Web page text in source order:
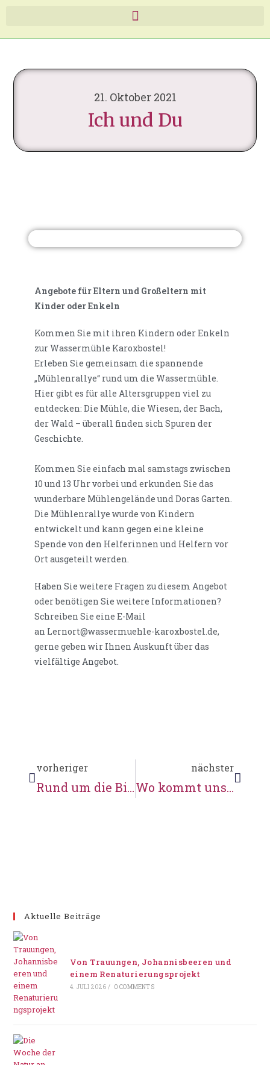
21. Oktober 2021
Ich und Du
Angebote für Eltern und Großeltern mit
Kinder oder Enkeln
Kommen Sie mit ihren Kindern oder Enkeln
zur Wassermühle Karoxbostel!
Erleben Sie gemeinsam die spannende
„Mühlenrallye“ rund um die Wassermühle.
Hier gibt es für alle Altersgruppen viel zu
entdecken: Die Mühle, die Wiesen, der Bach,
der Wald – überall finden sich Spuren der
Geschichte.
Kommen Sie einfach mal samstags zwischen
10 und 13 Uhr vorbei und erkunden Sie das
wunderbare Mühlengelände und Doras Garten.
Die Mühlenrallye wurde von Kindern
entwickelt und kann gegen eine kleine
Spende von den Helferinnen und Helfern vor
Ort ausgeteilt werden.
Haben Sie weitere Fragen zu diesem Angebot
oder benötigen Sie weitere Informationen?
Schreiben Sie eine E-Mail
an Lernort@wassermuehle-karoxbostel.de,
gerne geben wir Ihnen Auskunft über das
vielfältige Angebot.
vorheriger
Rund um die Biene
nächster
Wo kommt unser Essen her?
Aktuelle Beiträge
Von Trauungen, Johannisbeeren und
einem Renaturierungsprojekt
4. JULI 2026 / 0 COMMENTS